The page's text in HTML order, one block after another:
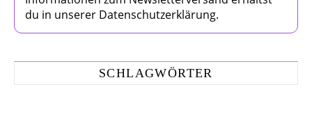
du in unserer Datenschutzerklärung.
SCHLAGWÖRTER